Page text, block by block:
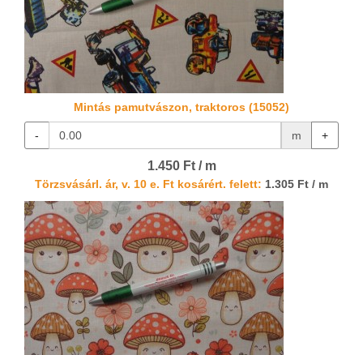
Mintás pamutvászon, traktoros (15052)
- m +
1.450 Ft / m
Törzsvásárl. ár, v. 10 e. Ft kosárért. felett: 1.305 Ft / m